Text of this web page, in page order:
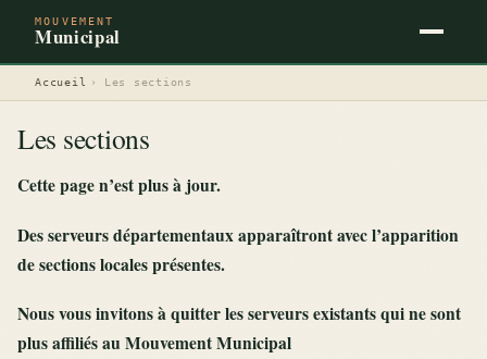
MOUVEMENT
Municipal
Accueil › Les sections
Les sections
Cette page n’est plus à jour.
Des serveurs départementaux apparaîtront avec l’apparition
de sections locales présentes.
Nous vous invitons à quitter les serveurs existants qui ne sont
plus affiliés au Mouvement Municipal